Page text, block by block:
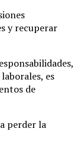
y recuperar
es
de
perder la